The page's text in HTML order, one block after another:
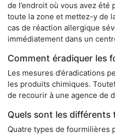
de l’endroit où vous avez été
toute la zone et mettez-y de
cas de réaction allergique
immédiatement dans un
Comment éradiquer les
Les mesures d’éradications
les produits chimiques.
de recourir à une agence de
Quels sont les différents
Quatre types de fourmilières